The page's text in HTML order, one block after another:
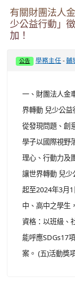
有關財團法人
少公益行動」
加！
公告 學務主任 -輔
一、財團法人金
界轉動 兒少公益
從發現問題、創
學子以國際視野
理心、行動力及
讓世界轉動 兒少
起至2024年3月
中、高中之學生
資格：以班級、
能呼應SDGs17
案。 (五)活動獎